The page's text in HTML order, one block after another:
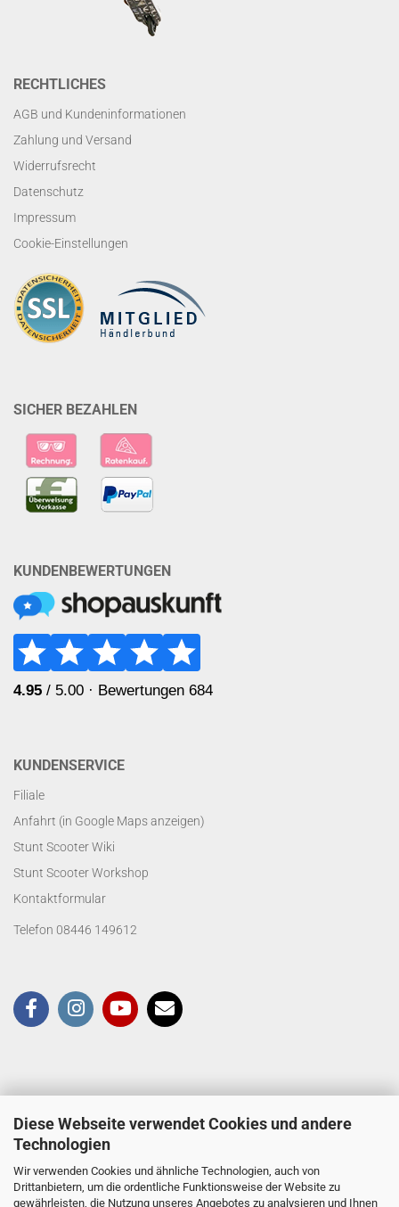
Diese Webseite verwendet Cookies und andere
Technologien
Wir verwenden Cookies und ähnliche Technologien, auch von
Drittanbietern, um die ordentliche Funktionsweise der Website zu
gewährleisten, die Nutzung unseres Angebotes zu analysieren und Ihnen
RECHTLICHES
AGB und Kundeninformationen
Zahlung und Versand
Widerrufsrecht
Datenschutz
Impressum
Cookie-Einstellungen
SICHER BEZAHLEN
KUNDENBEWERTUNGEN
KUNDENSERVICE
Filiale
Anfahrt (in Google Maps anzeigen)
Stunt Scooter Wiki
Stunt Scooter Workshop
Kontaktformular
Telefon 08446 149612